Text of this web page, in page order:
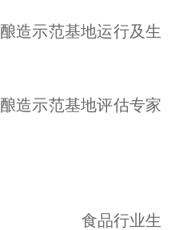
酿造示范基地运行及生
酿造示范基地评估专家
食品行业生